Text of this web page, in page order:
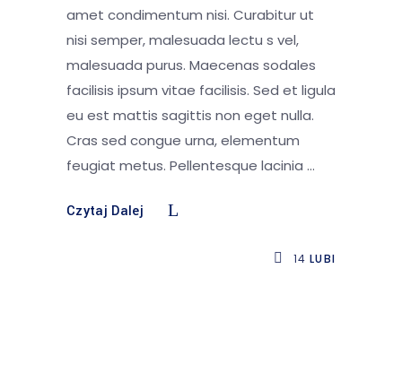
amet condimentum nisi. Curabitur ut
nisi semper, malesuada lectu s vel,
malesuada purus. Maecenas sodales
facilisis ipsum vitae facilisis. Sed et ligula
eu est mattis sagittis non eget nulla.
Cras sed congue urna, elementum
feugiat metus. Pellentesque lacinia
Czytaj Dalej
14 LUBI